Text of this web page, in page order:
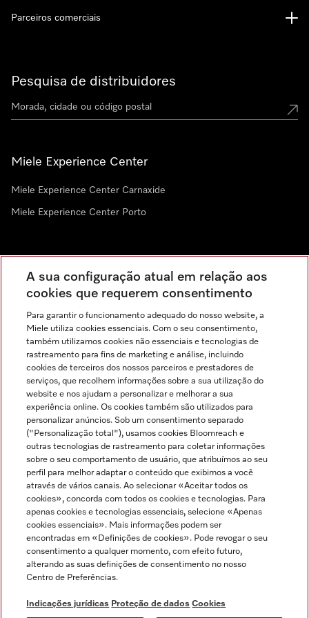
Pesquisa de distribuidores
Miele Experience Center
Miele Experience Center Carnaxide
Miele Experience Center Porto
Parceiros comerciais
Indicações jurídicas
Condições gerais
Proteção de dados
Condições de utilização
Canal de Ética
Formulário de livre resolução
Miele no Instagram
Miele no Facebook
Miele no Youtube
A sua configuração atual em relação aos
cookies que requerem consentimento
Para garantir o funcionamento adequado do nosso website, a
Miele utiliza cookies essenciais. Com o seu consentimento,
também utilizamos cookies não essenciais e tecnologias de
rastreamento para fins de marketing e análise, incluindo
cookies de terceiros dos nossos parceiros e prestadores de
serviços, que recolhem informações sobre a sua utilização do
website e nos ajudam a personalizar e melhorar a sua
experiência online. Os cookies também são utilizados para
personalizar anúncios. Sob um consentimento separado
("Personalização total"), usamos cookies Bloomreach e
outras tecnologias de rastreamento para coletar informações
sobre o seu comportamento de usuário, que atribuímos ao seu
perfil para melhor adaptar o conteúdo que exibimos a você
através de vários canais. Ao selecionar «Aceitar todos os
cookies», concorda com todos os cookies e tecnologias. Para
apenas cookies e tecnologias essenciais, selecione «Apenas
cookies essenciais». Mais informações podem ser
encontradas em «Definições de cookies». Pode revogar o seu
consentimento a qualquer momento, com efeito futuro,
alterando as suas definições de consentimento no nosso
Centro de Preferências.
Indicações jurídicas Proteção de dados Cookies